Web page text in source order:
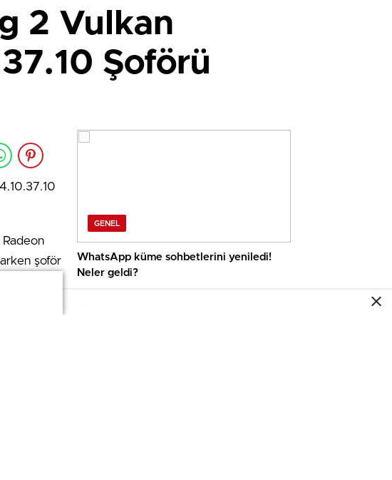
2 Vulkan
Şoförü
Radeon
şoför
GENEL
WhatsApp küme sohbetlerini yeniledi!
Neler geldi?